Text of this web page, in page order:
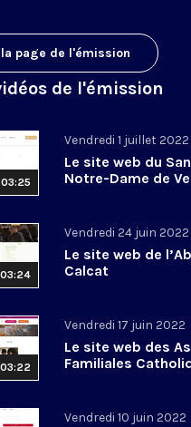
page de l'émission
de l'émission
03:25
Vendredi 1 juillet 2022
Le site web du
Notre-Dame de
03:24
Vendredi 24 juin 2022
Le site web de
Calcat
03:22
Vendredi 17 juin 2022
Le site web des
Familiales
Vendredi 10 juin 2022